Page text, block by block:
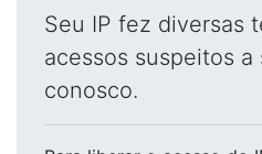
Seu IP fez diversas
acessos suspeitos
conosco.